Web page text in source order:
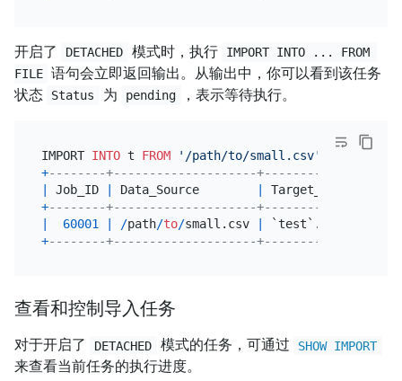
开启了 DETACHED 模式时，执行
IMPORT INTO ... FROM
FILE 语句会立即返回输出。从输出中，你可以看到该任务
状态
Status 为 pending ，表示等待执行。
IMPORT INTO t FROM '/path/to/small.csv'
+--------+--------------------+--------------
Job_ID Data_Source Target_Table
+--------+--------------------+--------------
60001 /path/to/small.csv `test`.`t`
+--------+--------------------+--------------
查看和控制导入任务
对于开启了 DETACHED 模式的任务，可通过 SHOW IMPORT
来查看当前任务的执行进度。